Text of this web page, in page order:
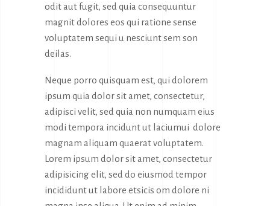
odit aut fugit, sed quia consequuntur
magnit dolores eos qui ratione sense
voluptatem sequi u nesciunt sem son
deilas.
Neque porro quisquam est, qui dolorem
ipsum quia dolor sit amet, consectetur,
adipisci velit, sed quia non numquam eius
modi tempora incidunt ut laciumui dolore
magnam aliquam quaerat voluptatem.
Lorem ipsum dolor sit amet, consectetur
adipisicing elit, sed do eiusmod tempor
incididunt ut labore etsicis om dolore ni